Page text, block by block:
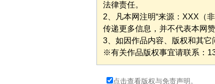
法律责任。
2、凡本网注明“来源：XXX（
传递更多信息，并不代表本网
3、如因作品内容、版权和其它
※有关作品版权事宜请联系：
点击查看版权与免责声明。